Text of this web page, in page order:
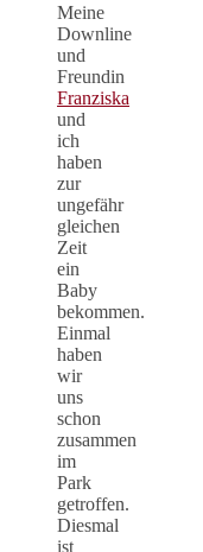
Meine
Downline
und
Freundin
Franziska
und
ich
haben
zur
ungefähr
gleichen
Zeit
ein
Baby
bekommen.
Einmal
haben
wir
uns
schon
zusammen
im
Park
getroffen.
Diesmal
ist